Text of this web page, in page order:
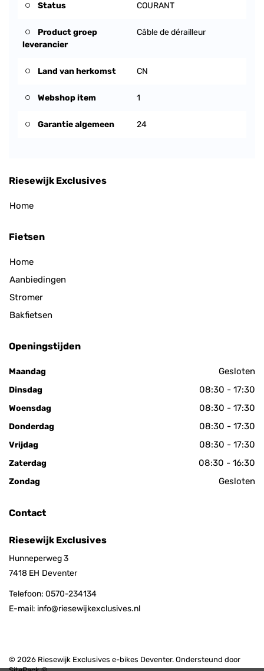
Status COURANT
Product groep
leverancier
Câble de dérailleur
Land van herkomst CN
Webshop item 1
Garantie algemeen 24
Riesewijk Exclusives
Home
Fietsen
Home
Aanbiedingen
Stromer
Bakfietsen
Openingstijden
Maandag Gesloten
Dinsdag 08:30 - 17:30
Woensdag 08:30 - 17:30
Donderdag 08:30 - 17:30
Vrijdag 08:30 - 17:30
Zaterdag 08:30 - 16:30
Zondag Gesloten
Contact
Riesewijk Exclusives
Hunneperweg 3
7418 EH Deventer
Telefoon: 0570-234134
E-mail: info@riesewijkexclusives.nl
© 2026 Riesewijk Exclusives e-bikes Deventer. Ondersteund door